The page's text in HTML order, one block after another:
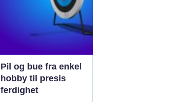
Pil og bue fra enkel
hobby til presis
ferdighet